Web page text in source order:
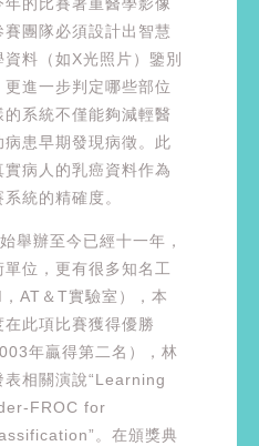
團隊必須設計出智慧
料（如X光照片）鑒別
進一步判定哪些部位
系統不僅能夠減輕醫
患早期發現病徵。此
病人的乳癌資料作為
統的精確度。
舉辦至今已經十一年，
位，更有很多知名工
AT＆T實驗室），本
此項比賽獲得優勝
年贏得第二名），林
相關演說“Learning
FROC for
。在頒獎典